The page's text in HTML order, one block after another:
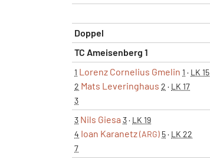
Doppel
TC Ameisenberg 1
1 Lorenz Cornelius Gmelin 1 · LK 15
2 Mats Leveringhaus 2 · LK 17
3
3 Nils Giesa 3· LK 19
4 Ioan Karanetz(ARG) 5· LK 22
7